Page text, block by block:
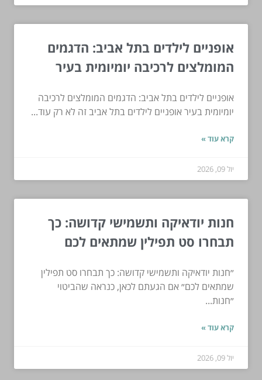
אופניים לילדים בתל אביב: הדגמים
המומלצים לרכיבה יומיומית בעיר
אופניים לילדים בתל אביב: הדגמים המומלצים לרכיבה
יומיומית בעיר אופניים לילדים בתל אביב זה לא רק עוד...
קרא עוד »
יול 09, 2026
חנות יודאיקה ותשמישי קדושה: כך
תבחרו סט תפילין שמתאים לכם
״חנות יודאיקה ותשמישי קדושה: כך תבחרו סט תפילין
שמתאים לכם״ אם הגעתם לכאן, כנראה שהביטוי
״חנות...
קרא עוד »
יול 09, 2026